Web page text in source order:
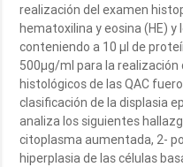
realización del examen
hematoxilina y eosina (HE)
conteniendo a 10 µl de
500µg/ml para la realización
histológicos de las QAC
clasificación de la displasia
analiza los siguientes
citoplasma aumentada, 2-
hiperplasia de las células